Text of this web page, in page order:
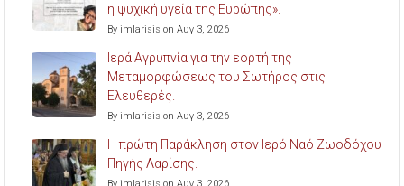
η ψυχική υγεία της Ευρώπης».
By imlarisis on Αυγ 3, 2026
Ιερά Αγρυπνία για την εορτή της
Μεταμορφώσεως του Σωτήρος στις
Ελευθερές.
By imlarisis on Αυγ 3, 2026
Η πρώτη Παράκληση στον Ιερό Ναό Ζωοδόχου
Πηγής Λαρίσης.
By imlarisis on Αυγ 3, 2026